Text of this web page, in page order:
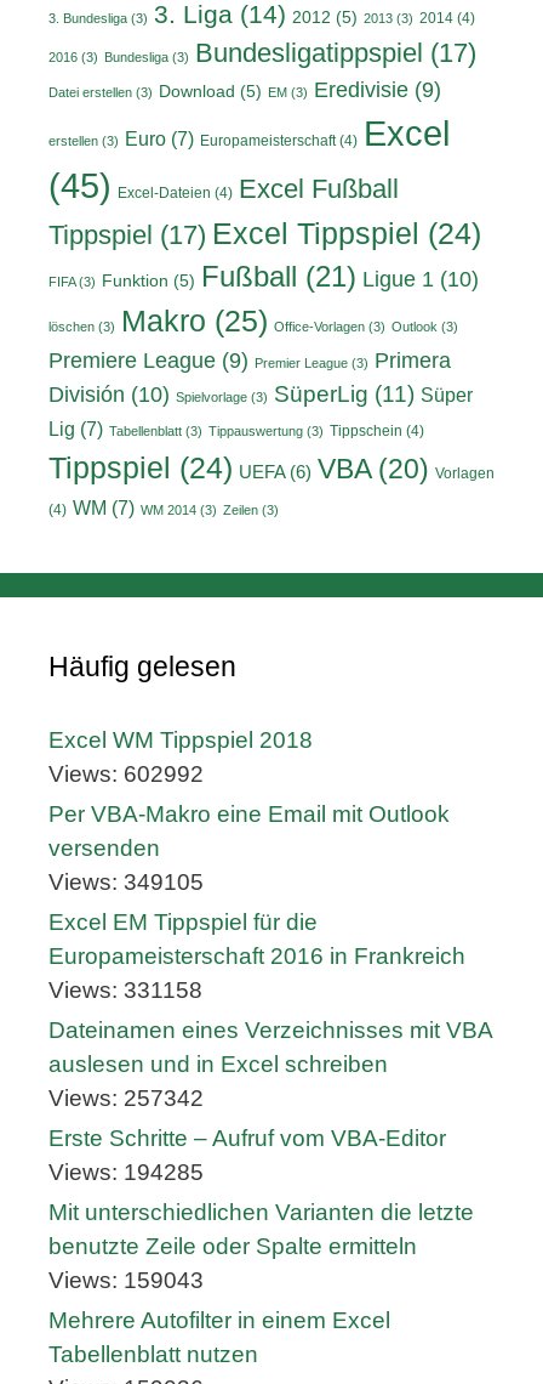
3. Bundesliga (3) 3. Liga (14) 2012 (5) 2013 (3) 2014 (4)
2016 (3) Bundesliga (3) Bundesligatippspiel (17)
Datei erstellen (3) Download (5) EM (3) Eredivisie (9)
erstellen (3) Euro (7) Europameisterschaft(4) Excel
(45)
Excel-Dateien (4) Excel Fußball
Tippspiel (17) Excel Tippspiel (24)
FIFA(3) Funktion (5) Fußball (21) Ligue 1 (10)
löschen (3) Makro (25) Office-Vorlagen (3) Outlook (3)
Premiere League (9) Premier League (3) Primera
División (10) Spielvorlage (3) SüperLig (11) Süper
Lig (7) Tabellenblatt (3) Tippauswertung (3) Tippschein (4)
Tippspiel (24) UEFA(6) VBA(20) Vorlagen
(4) WM (7) WM 2014 (3) Zeilen (3)
Häufig gelesen
Excel WM Tippspiel 2018
Views: 602992
Per VBA-Makro eine Email mit Outlook
versenden
Views: 349105
Excel EM Tippspiel für die
Europameisterschaft 2016 in Frankreich
Views: 331158
Dateinamen eines Verzeichnisses mit VBA
auslesen und in Excel schreiben
Views: 257342
Erste Schritte – Aufruf vom VBA-Editor
Views: 194285
Mit unterschiedlichen Varianten die letzte
benutzte Zeile oder Spalte ermitteln
Views: 159043
Mehrere Autofilter in einem Excel
Tabellenblatt nutzen